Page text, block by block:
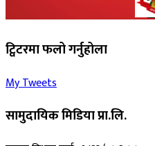
ट्विटरमा फलो गर्नुहोला
My Tweets
सामुदायिक मिडिया प्रा.लि.